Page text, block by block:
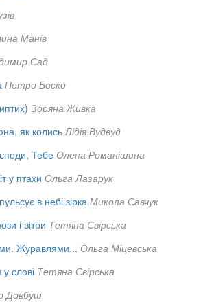
Манів
Сад
Петро Боско
Зоряна Живка
як колисьЛідія Вудвуд
Тебе Олена Романішина
у птахи Ольга Лазарук
в небі зірка Микола Савчук
і вітри Тетяна Свірська
Журавлями... Ольга Міцевська
слові Тетяна Свірська
Довбуш